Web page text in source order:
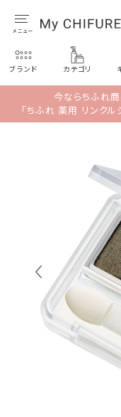
ブランド カテゴリ
今ならちふれ
「ちふれ 薬用 リンクル